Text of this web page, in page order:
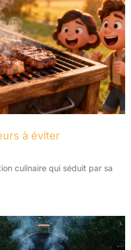
à éviter
culinaire qui séduit par sa